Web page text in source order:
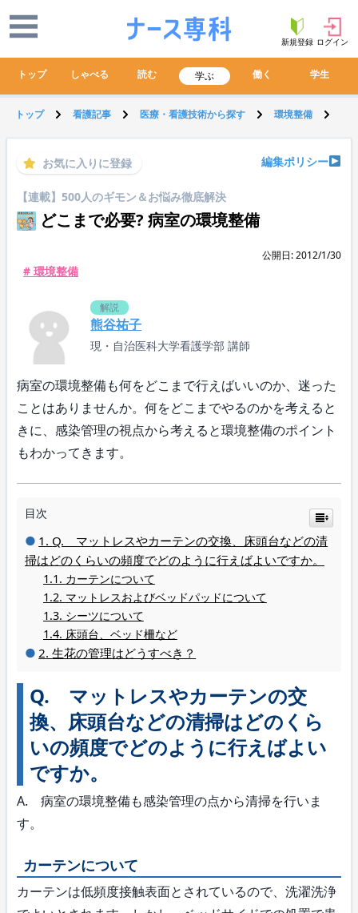
新規登録 ログイン
トップ しゃべる 読む 学ぶ 働く 学生
トップ 看護記事 医療・看護技術から探す 環境整備
お気に入りに登録 編集ポリシー
【連載】500人のギモン＆お悩み徹底解決
どこまで必要? 病室の環境整備
公開日: 2012/1/30
# 環境整備
解説
熊谷祐子
現・自治医科大学看護学部 講師
病室の環境整備も何をどこまで行えばいいのか、迷った
ことはありませんか。何をどこまでやるのかを考えると
きに、感染管理の視点から考えると環境整備のポイント
もわかってきます。
目次
Q. マットレスやカーテンの交換、床頭台などの清
掃はどのくらいの頻度でどのように行えばよいですか。
カーテンについて
マットレスおよびベッドパッドについて
シーツについて
床頭台、ベッド柵など
生花の管理はどうすべき？
Q. マットレスやカーテンの交
換、床頭台などの清掃はどのくら
いの頻度でどのように行えばよい
ですか。
A. 病室の環境整備も感染管理の点から清掃を行いま
す。
カーテンについて
カーテンは低頻度接触表面とされているので、洗濯洗浄